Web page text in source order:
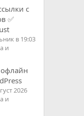
с
✅
в 19:03
и
2026
и